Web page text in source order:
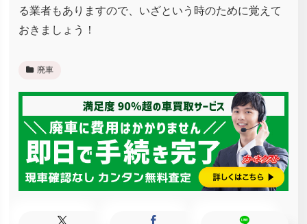
る業者もありますので、いざという時のために覚えて
おきましょう！
廃車